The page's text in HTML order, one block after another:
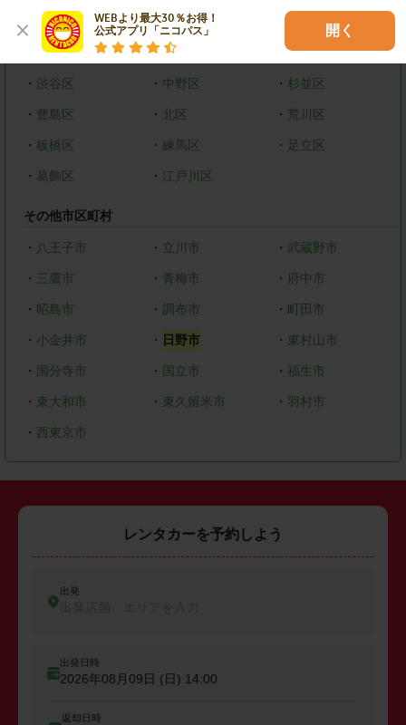
WEBより最大30％お得！
公式アプリ「ニコパス」
開く
・ 墨田区 ・江東区 ・
目黒区 ・ 大田区 ・世田谷区
・ 渋谷区 ・ 中野区 ・杉並区
・ 豊島区 ・ 北区 ・ 荒川区
・ 板橋区 ・ 練馬区 ・ 足立区
・ 葛飾区 ・ 江戸川区
その他市区町村
・ 八王子市 ・ 立川市 ・ 武蔵野市
・ 三鷹市 ・ 青梅市 ・ 府中市
・ 昭島市 ・ 調布市 ・ 町田市
・ 小金井市 ・ 日野市 ・ 東村山市
・ 国分寺市 ・ 国立市 ・ 福生市
・ 東大和市 ・ 東久留米市 ・羽村市
・ 西東京市
レンタカーを予約しよう
出発
出発日時
2026年08月09日 (日) 14:00
返却日時